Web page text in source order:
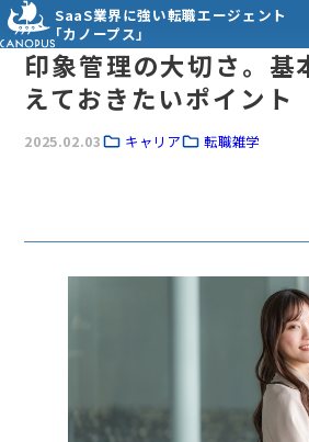
SaaS業界に強い転職エージェント
「カノープス」
印象管理の大切さ。基
えておきたいポイント
2025.02.03 キャリア 転職雑学